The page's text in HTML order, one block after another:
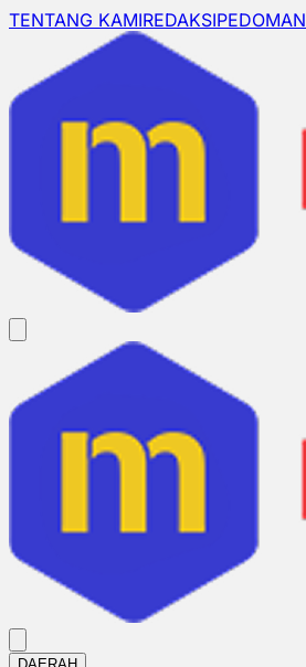
TENTANG KAMIREDAKSIPEDOMAN